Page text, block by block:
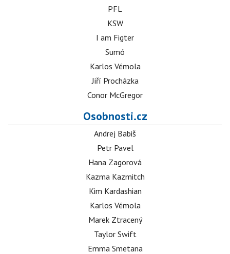
PFL
KSW
I am Figter
Sumó
Karlos Vémola
Jiří Procházka
Conor McGregor
Osobnosti.cz
Andrej Babiš
Petr Pavel
Hana Zagorová
Kazma Kazmitch
Kim Kardashian
Karlos Vémola
Marek Ztracený
Taylor Swift
Emma Smetana